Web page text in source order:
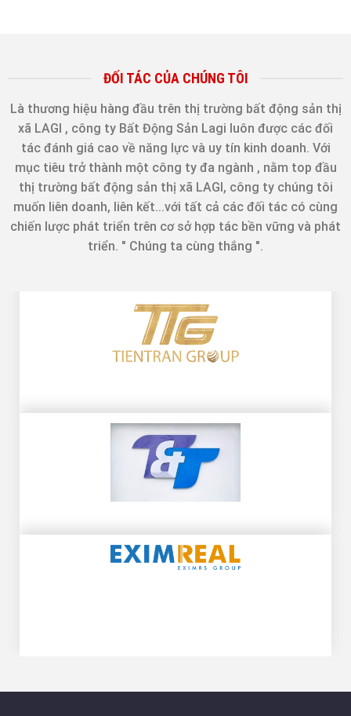
ĐỐI TÁC CỦA CHÚNG TÔI
Là thương hiệu hàng đầu trên thị trường bất động sản thị
xã LAGI , công ty Bất Động Sản Lagi luôn được các đối
tác đánh giá cao về năng lực và uy tín kinh doanh. Với
mục tiêu trở thành một công ty đa ngành , nằm top đầu
thị trường bất động sản thị xã LAGI, công ty chúng tôi
muốn liên doanh, liên kết...với tất cả các đối tác có cùng
chiến lược phát triển trên cơ sở hợp tác bền vững và phát
triển. " Chúng ta cùng thắng ".